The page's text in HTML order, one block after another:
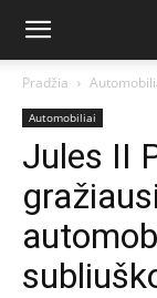
Pradžia
Automobiliai
Jules II